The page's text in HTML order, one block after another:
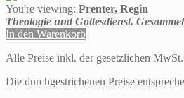
You're viewing: Prenter, Regin
Theologie und Gottesdienst.
In den Warenkorb
Alle Preise inkl. der gesetzlichen MwSt.
Die durchgestrichenen Preise